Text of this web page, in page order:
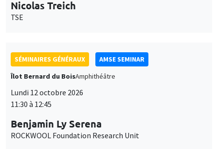
Nicolas Treich
TSE
SÉMINAIRES GÉNÉRAUX
AMSE SEMINAR
Îlot Bernard du BoisAmphithéâtre
Lundi 12 octobre 2026
11:30 à 12:45
Benjamin Ly Serena
ROCKWOOL Foundation Research Unit